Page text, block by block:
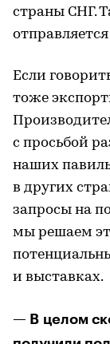
страны СНГ.
Если
тоже
с просьбой
наших
в других
запросы на
мы решаем
и выставках.
— В целом